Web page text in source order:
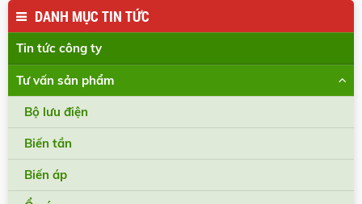
DANH MỤC TIN TỨC
Tin tức công ty
Tư vấn sản phẩm
Bộ lưu điện
Biến tần
Biến áp